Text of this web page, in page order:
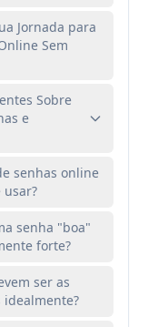
Jornada para
Sem
Sobre
e
senhas online
usar?
senha "boa"
forte?
ser as
idealmente?